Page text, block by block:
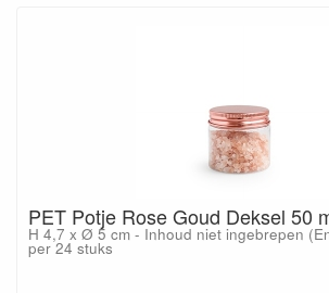
PET Potje Rose Goud Deksel 50
H 4,7 x Ø 5 cm - Inhoud niet ingebrepen
per 24 stuks